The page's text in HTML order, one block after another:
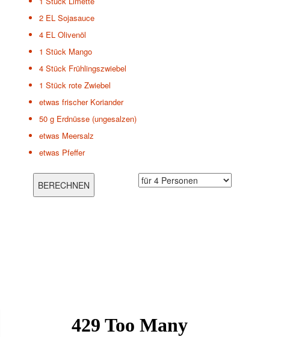
2 EL Sojasauce
4 EL Olivenöl
1 Stück Mango
4 Stück Frühlingszwiebel
1 Stück rote Zwiebel
etwas frischer Koriander
50 g Erdnüsse (ungesalzen)
etwas Meersalz
etwas Pfeffer